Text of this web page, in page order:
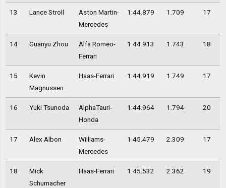
13 Lance Stroll
Aston Martin-
Mercedes
1:44.879 1.709 17
14 Guanyu Zhou
Alfa Romeo-
Ferrari
1:44.913 1.743 18
15
Kevin
Magnussen
Haas-Ferrari 1:44.919 1.749 17
16 Yuki Tsunoda
AlphaTauri-
Honda
1:44.964 1.794 20
17 Alex Albon
Williams-
Mercedes
1:45.479 2.309 17
18
Mick
Schumacher
Haas-Ferrari 1:45.532 2.362 19